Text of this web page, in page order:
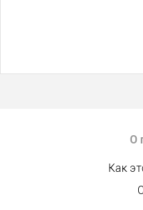
О
Как